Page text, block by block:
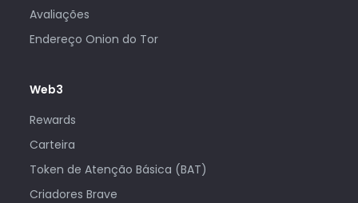
Avaliações
Endereço Onion do Tor
Web3
Rewards
Carteira
Token de Atenção Básica (BAT)
Criadores Brave